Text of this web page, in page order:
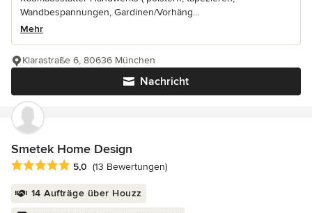
Wandbespannungen, Gardinen/Vorhäng...
Mehr
Nachricht
Klarastraße 6, 80636 München
Smetek Home Design
Durchschnittliche Bewertung: 5 von 5 Sternen
5,0 (13 Bewertungen)
14 Aufträge über Houzz